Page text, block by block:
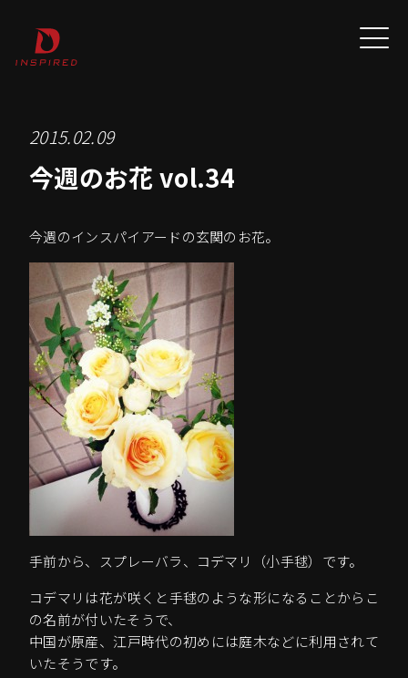
2015.02.09
今週のお花 vol.34
今週のインスパイアードの玄関のお花。
手前から、スプレーバラ、コデマリ（小手毬）です。
コデマリは花が咲くと手毬のような形になることからこ
の名前が付いたそうで、
中国が原産、江戸時代の初めには庭木などに利用されて
いたそうです。